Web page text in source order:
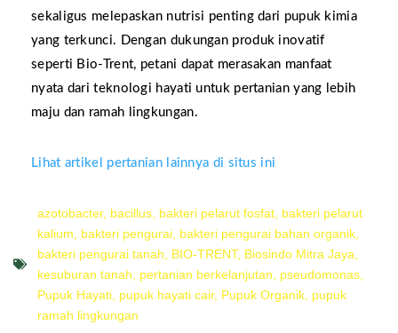
sekaligus melepaskan nutrisi penting dari pupuk kimia
yang terkunci. Dengan dukungan produk inovatif
seperti Bio-Trent, petani dapat merasakan manfaat
nyata dari teknologi hayati untuk pertanian yang lebih
maju dan ramah lingkungan.
Lihat artikel pertanian lainnya di situs ini
azotobacter, bacillus bakteri pelarut fosfat bakteri pelarut
kalium
bakteri pengurai bakteri pengurai bahan organik
bakteri pengurai tanah
BIO-TRENT, Biosindo Mitra Jaya
kesuburan tanah
pertanian berkelanjutan pseudomonas
Pupuk Hayati pupuk hayati cair, Pupuk Organik pupuk
ramah lingkungan